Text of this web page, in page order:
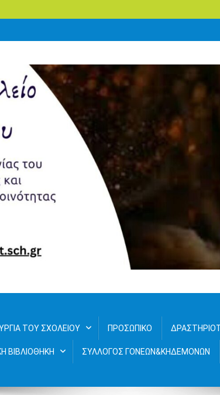
ΤΟΥ ΣΧΟΛΕΙΟΥ ΠΡΟΣΩΠΙΚΟ
ΒΙΒΛΙΟΘΗΚΗ ΣΥΛΛΟΓΟΣ ΓΟΝΕΩΝ&ΚΗΔΕΜΟΝΩΝ